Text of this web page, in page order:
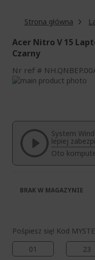
Strona główna
Acer Nitro V 15
Czarny
Nr ref
Przejdź
galerii
System
lepiej
Oto
Pośpiesz się! Kod
01
23
BRAK W MAGAZYNIE